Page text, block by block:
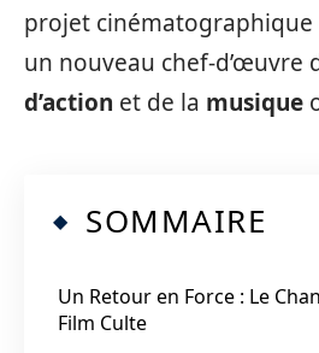
projet cinématographique
un nouveau chef-d’œuvre
d’action et de la musique
SOMMAIRE
Un Retour en Force : Le
Film Culte